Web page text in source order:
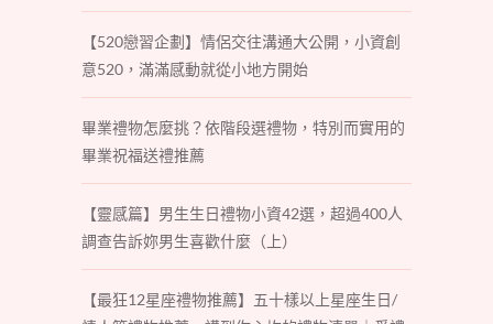
【520戀習企劃】情侶交往溝通大公開，小資創
意520，滿滿感動就從小地方開始
畢業禮物怎麼挑？依階段選禮物，特別而實用的
畢業祝福送禮推薦
【靈感篇】男生生日禮物小資42選，超過400人
調查告訴妳男生喜歡什麼（上）
【最狂12星座禮物推薦】五十樣以上星座生日/